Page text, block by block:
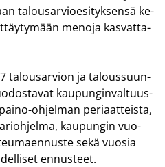
ta­lous­ar­vio­esi­tyk­sen­sä ke­
me­no­ja kas­vat­ta­
ta­lous­ar­vion ja ta­lous­suun­
kau­pun­gin­val­tuus­
​ohjelman pe­ri­aat­teis­ta,
kau­pun­gin vuo­
sekä vuo­sia
en­nus­teet.